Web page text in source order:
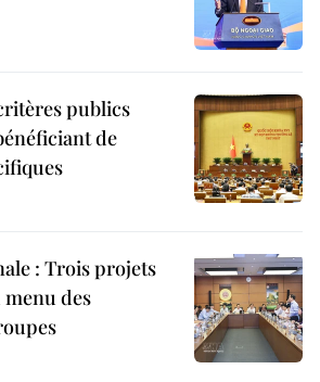
publics
de
: Trois projets
des